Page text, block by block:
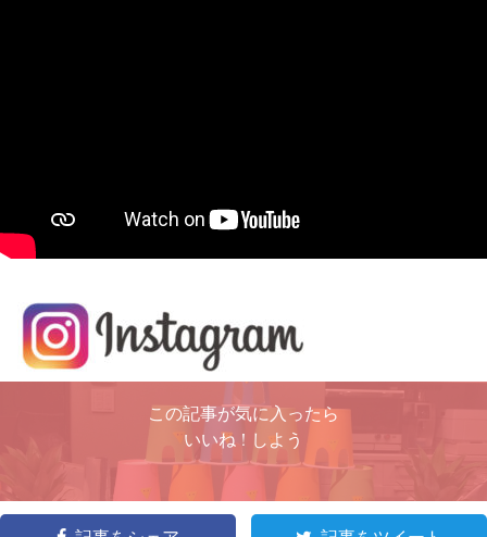
この記事が気に入ったら
いいね ! しよう